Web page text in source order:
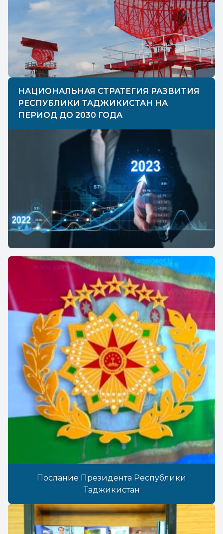
Послание Президента Республики
Таджикистан
НАЦИОНАЛЬНАЯ СТРАТЕГИЯ РАЗВИТИЯ
РЕСПУБЛИКИ ТАДЖИКИСТАН НА
ПЕРИОД ДО 2030 ГОДА